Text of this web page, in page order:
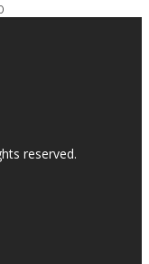
reserved.